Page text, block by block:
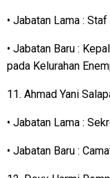
• Jabatan Lama :
• Jabatan Baru :
pada Kelurahan
11. Ahmad Yani
• Jabatan Lama :
• Jabatan Baru :